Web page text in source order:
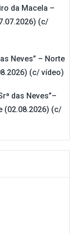
da Macela –
(c/
Neves” – Norte
(c/ vídeo)
das Neves”–
(02.08.2026) (c/